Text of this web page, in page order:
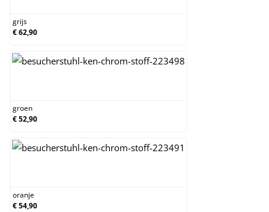
grijs
€ 62,90
groen
€ 52,90
oranje
€ 54,90